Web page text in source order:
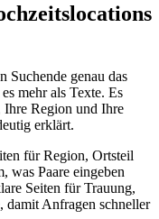
Suchende genau das
mehr als Texte. Es
Ihre Region und Ihre
erklärt.
für Region, Ortsteil
was Paare eingeben
Seiten für Trauung,
damit Anfragen schneller